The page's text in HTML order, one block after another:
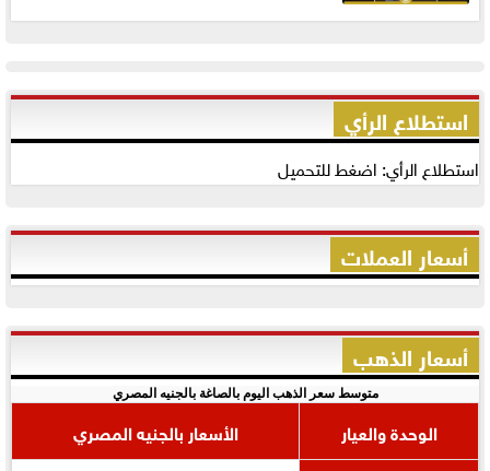
استطلاع الرأي
استطلاع الرأي: اضغط للتحميل
أسعار العملات
أسعار الذهب
متوسط سعر الذهب اليوم بالصاغة بالجنيه المصري
الوحدة والعيار
الأسعار بالجنيه المصري